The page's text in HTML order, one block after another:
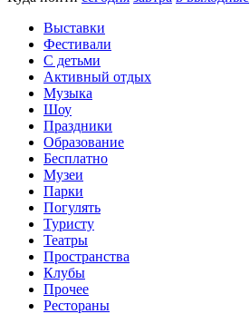
Выставки
Фестивали
С детьми
Активный отдых
Музыка
Шоу
Праздники
Образование
Бесплатно
Музеи
Парки
Погулять
Туристу
Театры
Пространства
Клубы
Прочее
Рестораны